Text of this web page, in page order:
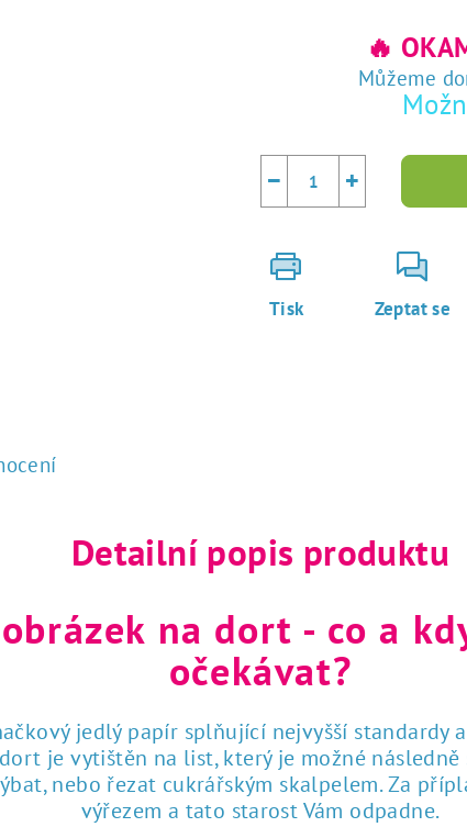
🔥
Můžeme
+
−
Tisk Zeptat se
Detailní popis produktu
na dort - co a
očekávat?
jedlý papír splňující nejvyšší standardy
je vytištěn na list, který je možné
nebo řezat cukrářským skalpelem. Za
výřezem a tato starost Vám odpadne.